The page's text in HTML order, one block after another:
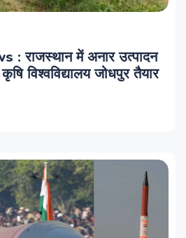
: राजस्थान में अनार उत्पादन
विश्वविद्यालय जोधपुर तैयार